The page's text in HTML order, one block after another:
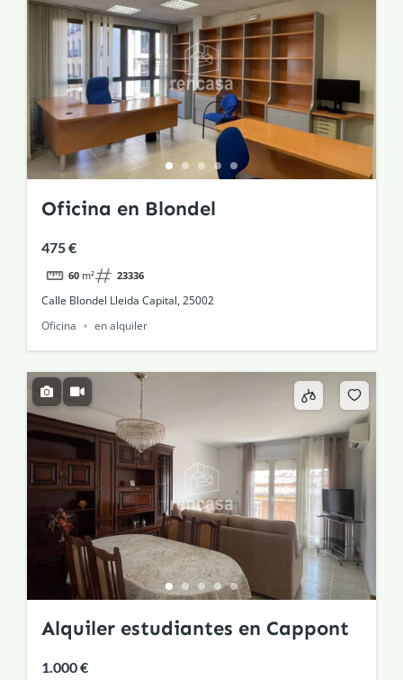
Oficina en Blondel
475 €
60 m² 23336
Calle Blondel Lleida Capital, 25002
Oficina
en alquiler
Alquiler estudiantes en Cappont
1.000 €